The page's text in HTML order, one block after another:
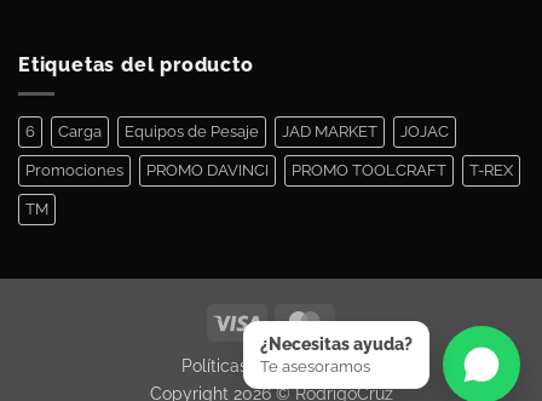
Etiquetas del producto
6 Carga Equipos de Pesaje JAD MARKET JOJAC
Promociones PROMO DAVINCI PROMO TOOLCRAFT T-REX
TM
Políticas de Privacidad
Copyright 2026 ©RodrigoCruz
¿Necesitas ayuda?
Te asesoramos